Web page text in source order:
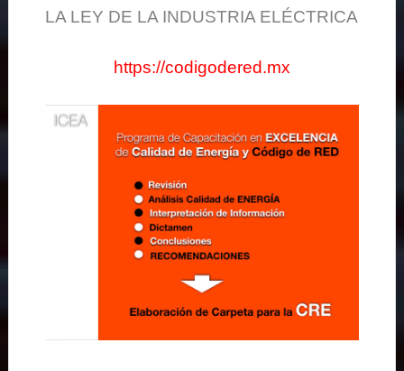
LA LEY DE LA INDUSTRIA ELÉCTRICA
https://codigodered.mx